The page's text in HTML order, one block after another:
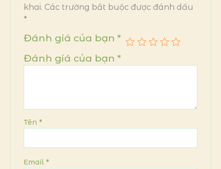
khai. Các trường bắt buộc được đánh dấu
*
Đánh giá của bạn *
Đánh giá của bạn *
Tên *
Email *